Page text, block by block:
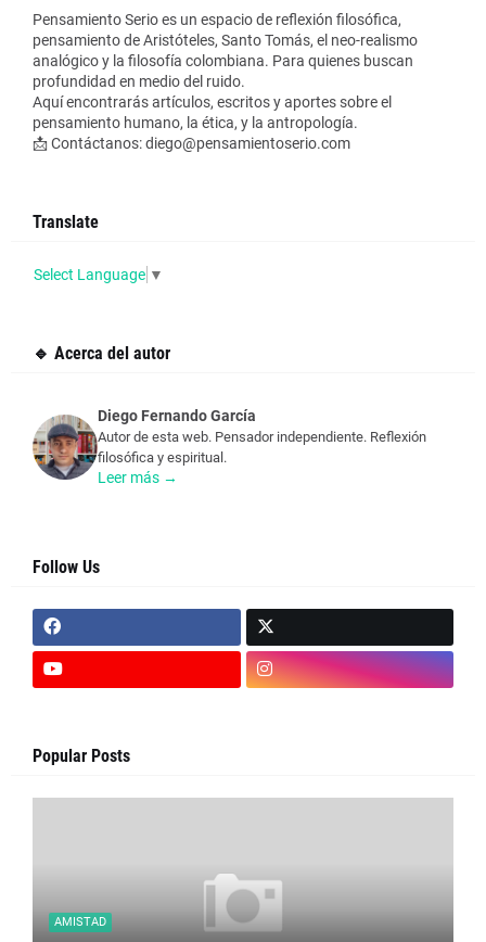
Pensamiento Serio es un espacio de reflexión filosófica,
pensamiento de Aristóteles, Santo Tomás, el neo-realismo
analógico y la filosofía colombiana. Para quienes buscan
profundidad en medio del ruido.
Aquí encontrarás artículos, escritos y aportes sobre el
pensamiento humano, la ética, y la antropología.
📩 Contáctanos: diego@pensamientoserio.com
Translate
Select Language ▼
🔹 Acerca del autor
Diego Fernando García
Autor de esta web. Pensador independiente. Reflexión
filosófica y espiritual.
Leer más →
Follow Us
Popular Posts
AMISTAD